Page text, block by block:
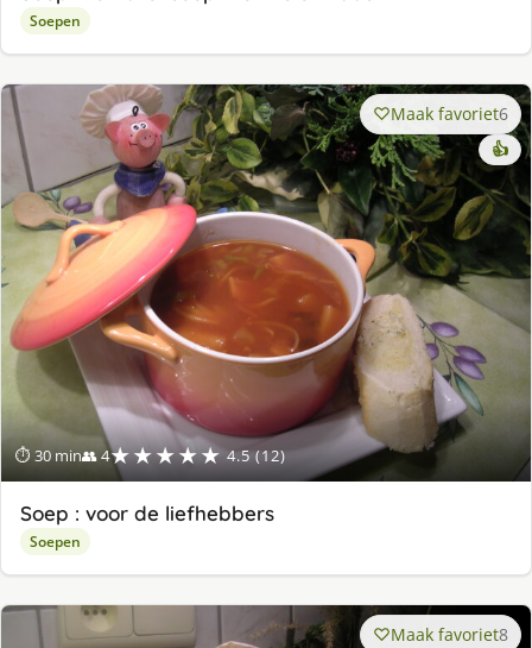
Soepen
⏱ 30 min👥 4★★★★★ 4.5 (12)
Maak favoriet6
👍
Soep : voor de liefhebbers
Soepen
Maak favoriet8